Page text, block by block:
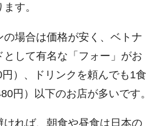
す。
の場合は価格が安く、ベトナ
として有名な「フォー」がお
）、ドリンクを頼んでも1食
円）以下のお店が多いです。
れば、朝食や昼食は日本の